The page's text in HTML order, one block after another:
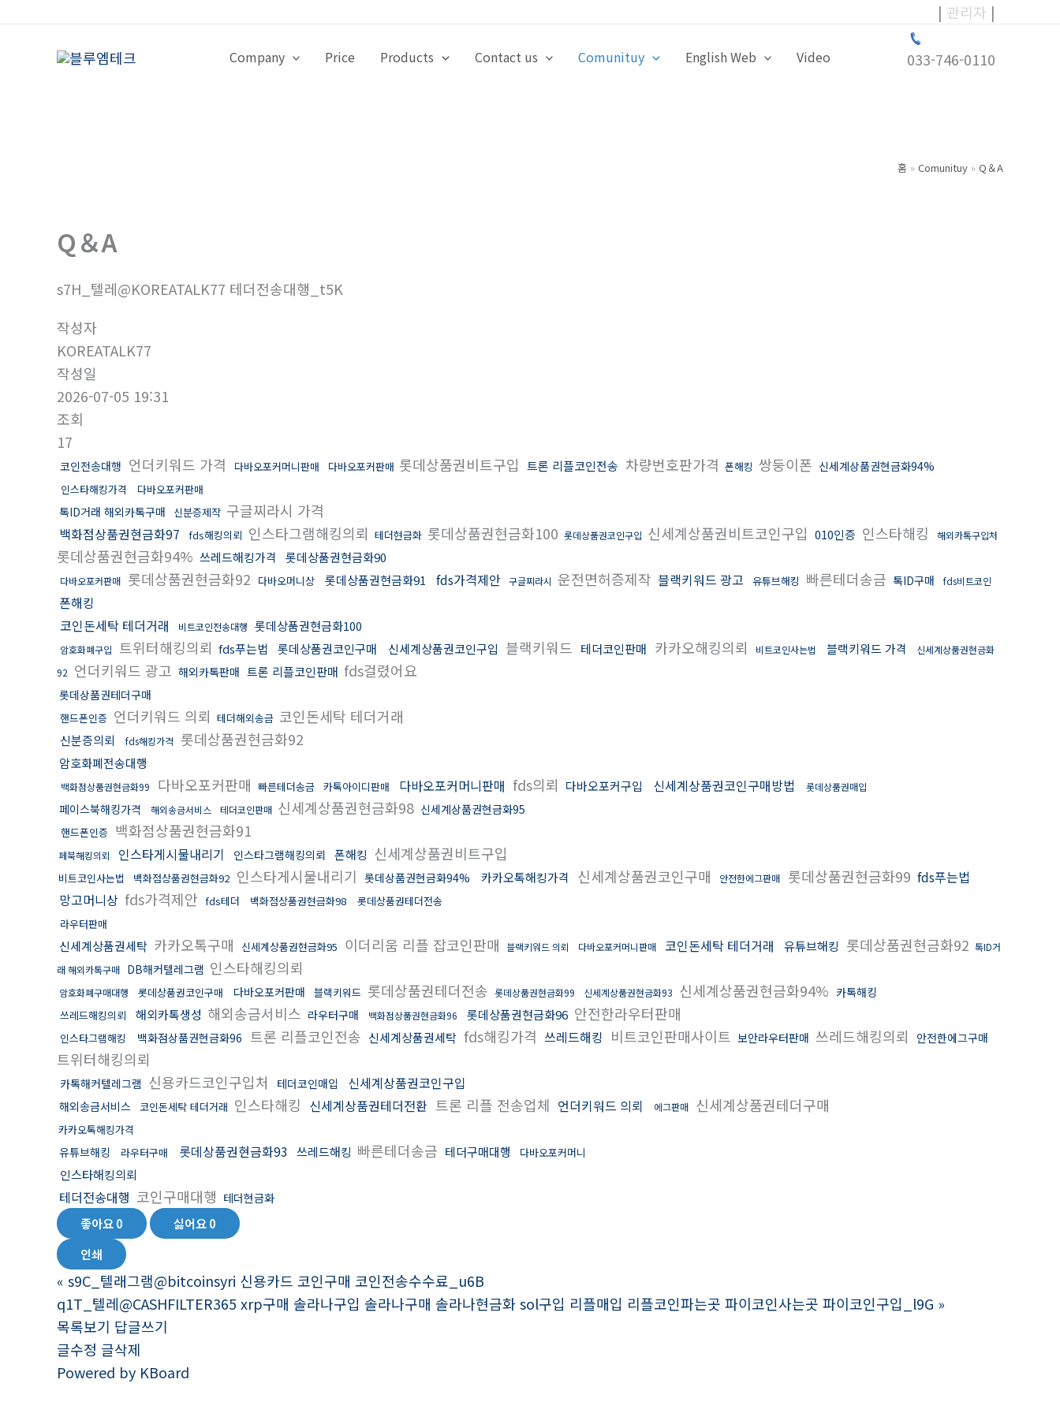
| 관리자 |
Company Price Products Contact us Comunituy English Web Video 033-746-0110
홈 Comunituy Q＆A
Q＆A
s7H_텔레@KOREATALK77 테더전송대행_t5K
작성자
KOREATALK77
작성일
2026-07-05 19:31
조회
17
코인전송대행 언더키워드 가격 다바오포커머니판매 다바오포커판매 롯데상품권비트구입 트론 리플코인전송 차량번호판가격 폰해킹 쌍둥이폰 신세계상품권현금화94%
인스타해킹가격 다바오포커판매
톡ID거래 해외카톡구매 신분증제작 구글찌라시 가격
백화점상품권현금화97 fds해킹의뢰 인스타그램해킹의뢰 테더현금화 롯데상품권현금화100 롯데상품권코인구입 신세계상품권비트코인구입 010인증 인스타해킹 해외카톡구입처
롯데상품권현금화94% 쓰레드해킹가격 롯데상품권현금화90
다바오포커판매 롯데상품권현금화92 다바오머니상 롯데상품권현금화91 fds가격제안 구글찌라시 운전면허증제작 블랙키워드 광고 유튜브해킹 빠른테더송금 톡ID구매 fds비트코인
폰해킹
코인돈세탁 테더거래
비트코인전송대행 롯데상품권현금화100
암호화폐구입 트위터해킹의뢰 fds푸는법 롯데상품권코인구매 신세계상품권코인구입 블랙키워드 테더코인판매 카카오해킹의뢰 비트코인사는법 블랙키워드 가격
신세계상품권현금화
92 언더키워드 광고 해외카톡판매 트론 리플코인판매 fds걸렸어요
롯데상품권테더구매
핸드폰인증 언더키워드 의뢰 테더해외송금 코인돈세탁 테더거래
신분증의뢰 fds해킹가격 롯데상품권현금화92
암호화폐전송대행
백화점상품권현금화99 다바오포커판매 빠른테더송금 카톡아이디판매 다바오포커머니판매 fds의뢰 다바오포커구입 신세계상품권코인구매방법 롯데상품권매입
페이스북해킹가격 해외송금서비스 테더코인판매 신세계상품권현금화98 신세계상품권현금화95
핸드폰인증 백화점상품권현금화91
페북해킹의뢰 인스타게시물내리기 인스타그램해킹의뢰 폰해킹 신세계상품권비트구입
비트코인사는법 백화점상품권현금화92 인스타게시물내리기 롯데상품권현금화94% 카카오톡해킹가격 신세계상품권코인구매 안전한에그판매 롯데상품권현금화99 fds푸는법
망고머니상 fds가격제안 fds테더 백화점상품권현금화98
롯데상품권테더전송
라우터판매
신세계상품권세탁 카카오톡구매 신세계상품권현금화95 이더리움 리플 잡코인판매 블랙키워드 의뢰 다바오포커머니판매 코인돈세탁 테더거래 유튜브해킹 롯데상품권현금화92 톡ID거
래 해외카톡구매 DB해커텔레그램 인스타해킹의뢰
암호화폐구매대행 롯데상품권코인구매 다바오포커판매 블랙키워드 롯데상품권테더전송 롯데상품권현금화99 신세계상품권현금화93 신세계상품권현금화94% 카톡해킹
쓰레드해킹의뢰 해외카톡생성 해외송금서비스 라우터구매 백화점상품권현금화96 롯데상품권현금화96 안전한라우터판매
인스타그램해킹 백화점상품권현금화96 트론 리플코인전송 신세계상품권세탁 fds해킹가격 쓰레드해킹 비트코인판매사이트 보안라우터판매 쓰레드해킹의뢰 안전한에그구매
트위터해킹의뢰
카톡해커텔레그램 신용카드코인구입처 테더코인매입 신세계상품권코인구입
해외송금서비스 코인돈세탁 테더거래 인스타해킹 신세계상품권테더전환 트론 리플 전송업체 언더키워드 의뢰 에그판매 신세계상품권테더구매
카카오톡해킹가격
유튜브해킹 라우터구매 롯데상품권현금화93 쓰레드해킹 빠른테더송금 테더구매대행 다바오포커머니
인스타해킹의뢰
테더전송대행 코인구매대행 테더현금화
좋아요0 싫어요0
인쇄
« s9C_텔래그램@bitcoinsyri 신용카드 코인구매 코인전송수수료_u6B
q1T_텔레@CASHFILTER365 xrp구매 솔라나구입 솔라나구매 솔라나현금화 sol구입 리플매입 리플코인파는곳 파이코인사는곳 파이코인구입_l9G »
목록보기 답글쓰기
글수정 글삭제
Powered by KBoard